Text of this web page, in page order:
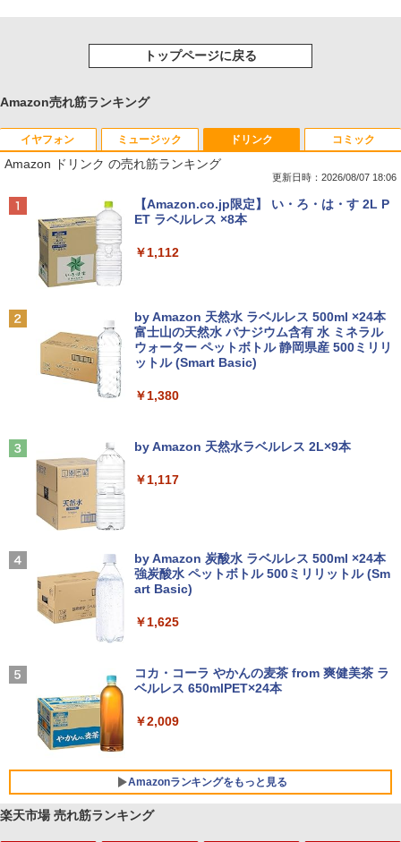
トップページに戻る
Amazon売れ筋ランキング
イヤフォン
Anker Soundcore P40i ブラック
Anker Soundcore P31i ブラック
￥5,990
ラック
￥14,990
レスイヤホン bluetooth イヤホン V12 小型
軽量 ブルートゥースHi-Fi 最大36時間再生 ぶ
るーとゅーす コードレス ENCノイズキャン
付き 防水 タッチ式音量調整 スポーツ/通勤/通
￥1,964
Xiaomi シャオミ REDMI Buds 8 Lite ワイヤ
￥3,480
ミュージック
BRUCE WAYNE feat. Flo Milli, ATL Jacob
[Explicit]
￥250
BRUCE WAYNE feat. Flo Milli, ATL Jacob
[Explicit]
￥250
￥250
￥250
ドリンク
Amazon ドリンク の売れ筋ランキング
更新日時：2026/08/07 18:06
【Amazon.co.jp限定】 い・ろ・は・す 2L P
ET ラベルレス ×8本
￥1,112
by Amazon 天然水 ラベルレス 500ml ×24本
富士山の天然水 バナジウム含有 水 ミネラル
ウォーター ペットボトル 静岡県産 500ミリリ
ットル (Smart Basic)
￥1,380
by Amazon 天然水ラベルレス 2L×9本
￥1,117
by Amazon 炭酸水 ラベルレス 500ml ×24本
強炭酸水 ペットボトル 500ミリリットル (Sm
art Basic)
￥1,625
コカ・コーラ やかんの麦茶 from 爽健美茶 ラ
ベルレス 650mlPET×24本
￥2,009
Amazonランキングをもっと見る
コミック
楽天市場 売れ筋ランキング